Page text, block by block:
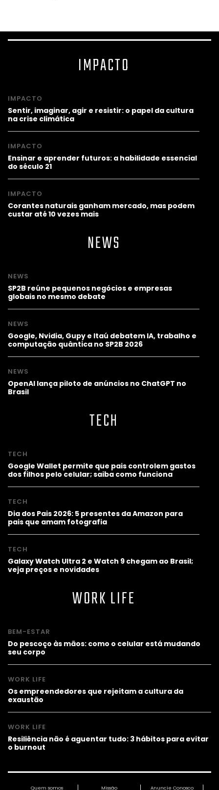
IMPACTO
IMPACTO
Sentir, imaginar, agir e resistir: o papel da cultura
na crise climática
IMPACTO
Ensinar e aprender futuros: a habilidade essencial
do século 21
IMPACTO
Corantes naturais ganham mercado, mas podem
custar até 10 vezes mais
NEWS
NEWS
SP2B reúne pequenos negócios e empresas
globais no mesmo debate
NEWS
Google, Nvidia, Gupy e Itaú debatem IA, trabalho e
computação quântica no SP2B 2026
NEWS
OpenAI lança piloto de anúncios no ChatGPT no
Brasil
TECH
TECH
Google Wallet permite que pais controlem gastos
dos filhos pelo celular; saiba como funciona
TECH
Dia dos Pais 2026: 5 presentes da Amazon para
pais que amam fotografia
TECH
Galaxy Watch Ultra 2 e Watch 9 chegam ao Brasil;
veja preços e novidades
WORK LIFE
BEM-ESTAR
Do pescoço às mãos: como o celular está mudando
seu corpo
WORK LIFE
Os empreendedores que rejeitam a cultura da
exaustão
WORK LIFE
Resiliência não é aguentar tudo: 3 hábitos para evitar
o burnout
Quem somos Missão Anuncie Conosco